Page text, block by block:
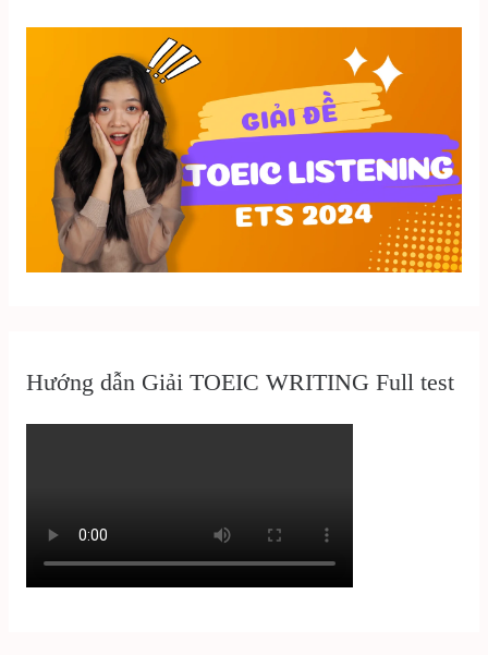
Hướng dẫn Giải TOEIC WRITING Full test